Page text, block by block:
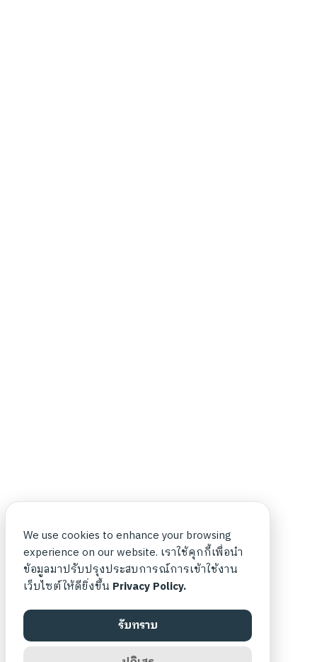
We use cookies to enhance your browsing
experience on our website. เราใช้คุกกี้เพื่อนำ
ข้อมูลมาปรับปรุงประสบการณ์การเข้าใช้งาน
เว็บไซต์ให้ดียิ่งขึ้น Privacy Policy.
รับทราบ